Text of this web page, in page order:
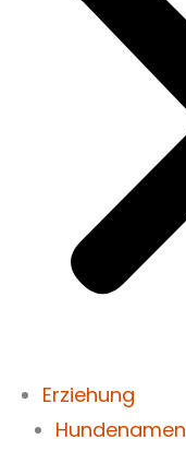
Erziehung
Hundenamen